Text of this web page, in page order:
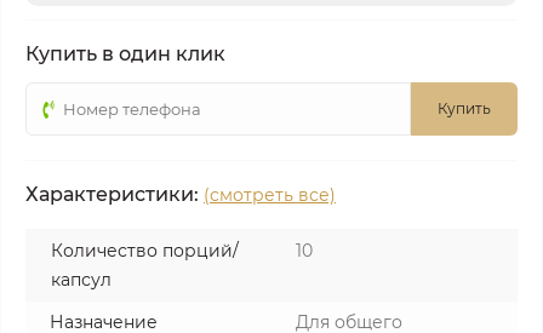
Купить в один клик
Купить
Характеристики: (смотреть все)
Количество порций/
капсул
10
Назначение
Для общего